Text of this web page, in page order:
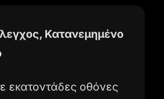
Κατανεμημένο
εκατοντάδες οθόνες